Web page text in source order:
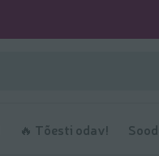
🔥 Tõesti odav!